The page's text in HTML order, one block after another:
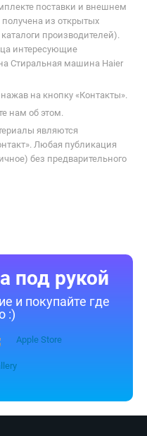
поставки и внешнем
получена из открытых
производителей).
интересующие
Стиральная машина Haier
на кнопку «Контакты».
нам об этом.
являются
Любая публикация
без предварительного
под рукой
и покупайте где
:)